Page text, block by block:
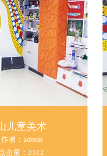
儿童美术
作者：admin
击量： 2312